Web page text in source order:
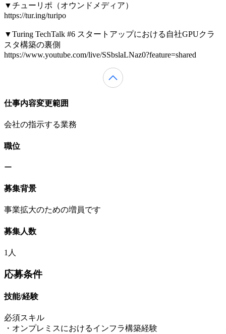
▼チューリポ（オウンドメディア）
https://tur.ing/turipo
▼Turing TechTalk #6 スタートアップにおける自社GPUクラ
スタ構築の裏側
https://www.youtube.com/live/SSbslaLNaz0?feature=shared
仕事内容変更範囲
会社の指示する業務
職位
ー
募集背景
事業拡大のための増員です
募集人数
1人
応募条件
技能/経験
必須スキル
・オンプレミスにおけるインフラ構築経験